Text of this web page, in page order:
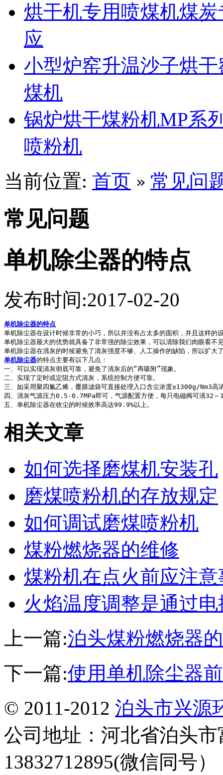
烘干机专用喷煤机煤
应
小型炉窑升温沙子烘
煤机
锅炉烘干煤粉机MP系
喷粉机
当前位置: 首页 » 常见问
常见问题
单机除尘器的特点
发布时间:2017-02-20
单机除尘器的特点
单机除尘器在设计时候非常的小巧，所以并没有占太多的面积，并且这样
单机除尘器最大的优势就具备了非常强的除尘效果，可以清除我们肉眼看
单机除尘器在清灰的时候避免了清灰强度不够、人工操作的缺陷，所以扩
单机除尘器的特点主要有以下几点：
一、可以实现清灰彻底可靠，避免了清灰后的“再吸附”现象。
二、实现了定时或定阻方式清灰，系统控制方便可靠。
三、如采用聚四氟乙烯，覆膜滤袋可直接处理入口含尘浓度≤1300g/Nm3高
四、清灰气源压力0.5-0.7MPa即可，气源配置方便，每只电磁阀可清32
五、单机除尘器在收尘的时候效率高达99.9%以上。
相关文章
如何选择磨煤机安装孔
磨煤喷粉机的存放规定
如何调试磨煤喷粉机
煤粉燃烧器的维修
煤粉机在点火前应注意
火焰温度调整是通过
上一篇:泊头煤粉燃烧器
下一篇:使用单机除尘器
© 2011-2012 泊头市兴源
公司地址：河北省泊头
13832712895(微信同号